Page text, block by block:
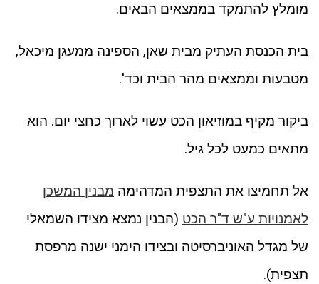
מומלץ להתמקד בממצאים הבאים.
בית הכנסת העתיק מבית שאן, הספינה ממעגן מיכאל,
מטבעות וממצאים מהר הבית וכד'.
ביקור מקיף במוזיאון הכט עשוי לארוך כחצי יום. הוא
מתאים כמעט לכל גיל.
אל תחמיצו את התצפית המדהימה מבנין המשכן
לאמנויות ע"ש ד"ר הכט (הבנין נמצא מצידו השמאלי
של מגדל האוניברסיטה ובצידו הימני ישנה מרפסת
תצפית).